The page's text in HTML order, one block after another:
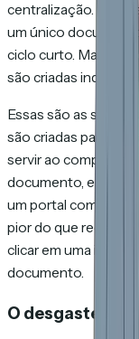
centralização. Uma
um único
ciclo curto. Mas
são criadas
Essas são as salas
são criadas para
servir ao comprador.
documento, envia o
um portal com um
pior do que receber
clicar em uma
documento.
O desgaste